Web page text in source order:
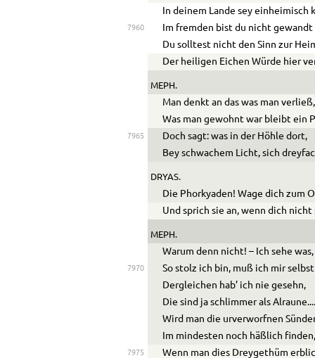
In deinem Lande sey einheimisch
7960
Im fremden bist du nicht gewandt
Du solltest nicht den Sinn zur
Der heiligen Eichen Würde hier
MEPH.
Man denkt an das was man verließ,
Was man gewohnt war bleibt ein
7965
Doch sagt: was in der Höhle dort,
Bey schwachem Licht, sich
DRYAS.
Die Phorkyaden! Wage dich zum
Und sprich sie an, wenn dich nicht
MEPH.
Warum denn nicht! – Ich sehe
7970
So stolz ich bin, muß ich mir
Dergleichen hab’ ich nie gesehn,
Die sind ja schlimmer als Alraune
Wird man die urverworfnen
Im mindesten noch häßlich
7975
Wenn man dies Dreygethüm